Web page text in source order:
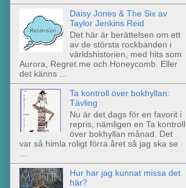
Daisy Jones & The Six av
Taylor Jenkins Reid
Det här är berättelsen om ett
av de största rockbanden i
världshistorien, med hits som
Aurora, Regret me och Honeycomb. Eller
det känns ...
Ta kontroll över bokhyllan:
Tävling
Nu är det dags för en favorit i
repris, nämligen en Ta kontroll
över bokhyllan månad. Det
var så himla roligt förra året så jag ska se
Hur har jag kunnat missa det
här?